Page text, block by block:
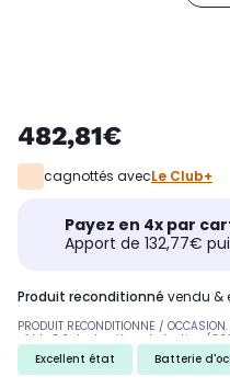
482,81€
cagnottés avecLe Club+
Payez en 4x par
Apport de 132,77€
produit reconditionné vendu &
PRODUIT RECONDITIONNÉ /
câble 3.0 de dernière génération
minimum de 85% garantie.
de la vente d'iPhones
(Régime de la marge — Biens
Excellent état Batterie